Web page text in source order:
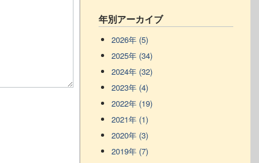
年別アーカイブ
2026年 (5)
2025年 (34)
2024年 (32)
2023年 (4)
2022年 (19)
2021年 (1)
2020年 (3)
2019年 (7)